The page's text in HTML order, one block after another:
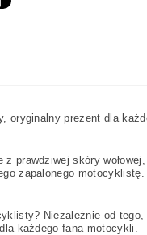
oryginalny prezent dla
prawdziwej skóry
zapalonego motocyklistę.
Niezależnie od
każdego fana motocykli.